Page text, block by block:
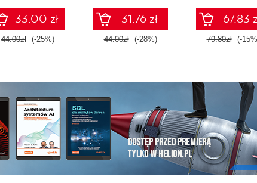
33.00 zł
44.00zł (-25%)
31.76 zł
44.00zł (-28%)
67.83
79.80zł (-